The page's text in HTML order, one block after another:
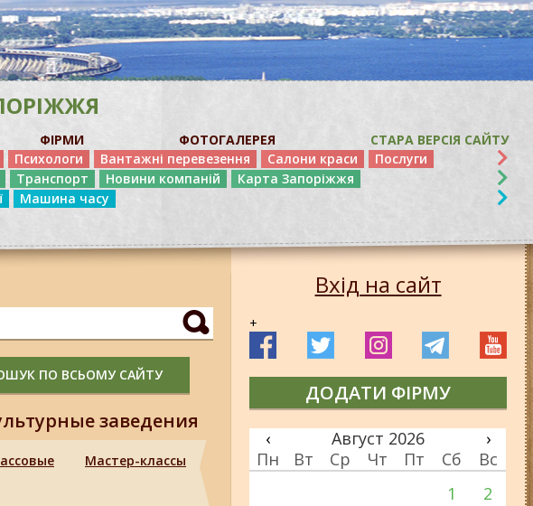
ФІРМИ ФОТОГАЛЕРЕЯ
СТАРА ВЕРСІЯ САЙТУ
Психологи Вантажні перевезення Салони краси
Послуги
Транспорт Новини компаній
Карта Запоріжжя
Машина часу
ПО ВСЬОМУ САЙТУ
заведения
Мастер-классы
Вхід на сайт
+
ДОДАТИ ФІРМУ
1 2
‹ Август 2026
›
Пн
Вт Ср Чт Пт Сб Вс